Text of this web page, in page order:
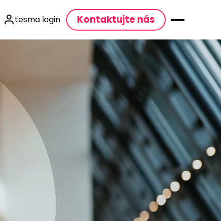
tesma login Kontaktujte nás